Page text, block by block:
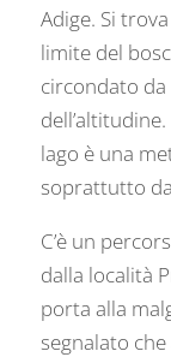
Adige. Si
limite del
circondato
lago è una
soprattutto
C’è un
dalla località
porta alla
segnalato